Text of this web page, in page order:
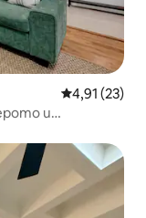
Средна
4,91 (23)
и